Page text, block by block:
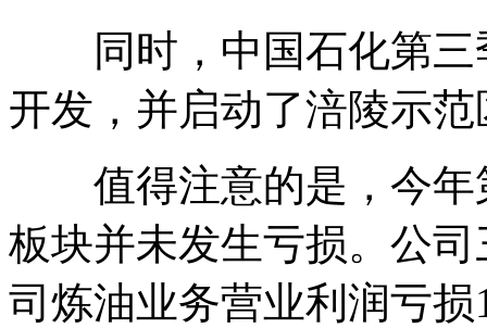
同时，中国石化第三
开发，并启动了涪陵示
值得注意的是，今年
板块并未发生亏损。公
司炼油业务营业利润亏